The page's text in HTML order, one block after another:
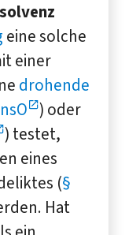
eine solche
einer
drohende
) oder
) testet,
eines
(§
Hat